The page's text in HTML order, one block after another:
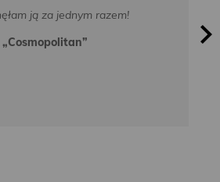
ją za jednym razem!
„Cosmopolitan”